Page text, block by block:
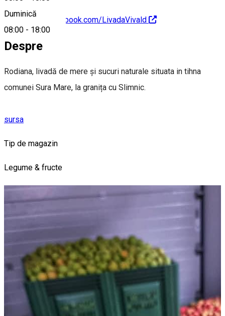
Duminică
08:00 - 18:00
https://www.facebook.com/LivadaVivald
Despre
Rodiana, livadă de mere și sucuri naturale situata in tihna
comunei Sura Mare, la granița cu Slimnic.
sursa
Tip de magazin
Legume & fructe